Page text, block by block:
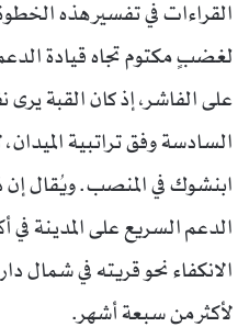
القراءات في تفسير هذه
لغضبٍ مكتوم تجاه قيادة
على الفاشر، إذ كان القبة يرى
السادسة وفق تراتبية
ابنشوك في المنصب. ويُقال
الانكفاء نحو قريته في شمال
لأكثر من سبعة أشهر.